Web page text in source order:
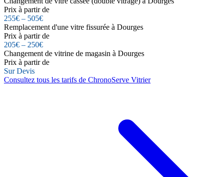
Prix à partir de
255€ – 505€
Remplacement d'une vitre fissurée à Dourges
Prix à partir de
205€ – 250€
Changement de vitrine de magasin à Dourges
Prix à partir de
Sur Devis
Consultez tous les tarifs de ChronoServe Vitrier